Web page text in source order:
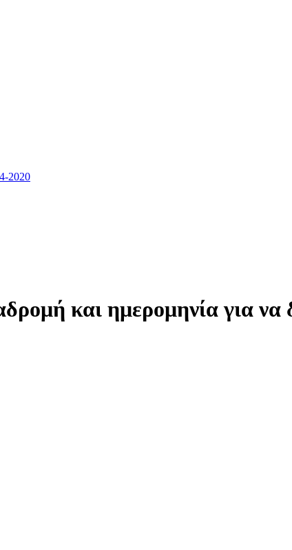
2020
και ημερομηνία για